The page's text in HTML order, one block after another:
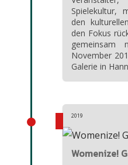
Spielekultur,
den
den Fokus
November
Galerie in
Womenize!
2019